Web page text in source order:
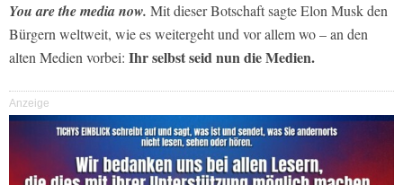
You are the media now. Mit dieser Botschaft sagte Elon Musk den
Bürgern weltweit, wie es weitergeht und vor allem wo – an den
alten Medien vorbei: Ihr selbst seid nun die Medien.
Anzeige